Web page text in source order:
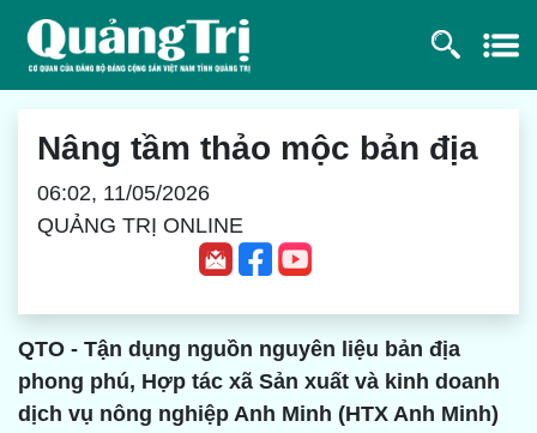
Nâng tầm thảo mộc bản địa
06:02, 11/05/2026
QUẢNG TRỊ ONLINE
QTO - Tận dụng nguồn nguyên liệu bản địa
phong phú, Hợp tác xã Sản xuất và kinh doanh
dịch vụ nông nghiệp Anh Minh (HTX Anh Minh)